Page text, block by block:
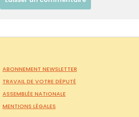
ABONNEMENT NEWSLETTER
TRAVAIL DE VOTRE DÉPUTÉ
ASSEMBLÉE NATIONALE
MENTIONS LÉGALES